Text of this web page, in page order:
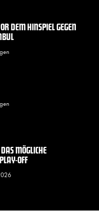
DEM HINSPIEL GEGEN
MÖGLICHE
OFF